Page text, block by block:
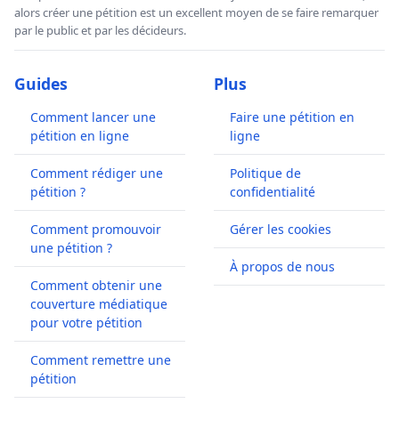
alors créer une pétition est un excellent moyen de se faire remarquer
par le public et par les décideurs.
Guides
Comment lancer une
pétition en ligne
Comment rédiger une
pétition ?
Comment promouvoir
une pétition ?
Comment obtenir une
couverture médiatique
pour votre pétition
Comment remettre une
pétition
Plus
Faire une pétition en
ligne
Politique de
confidentialité
Gérer les cookies
À propos de nous